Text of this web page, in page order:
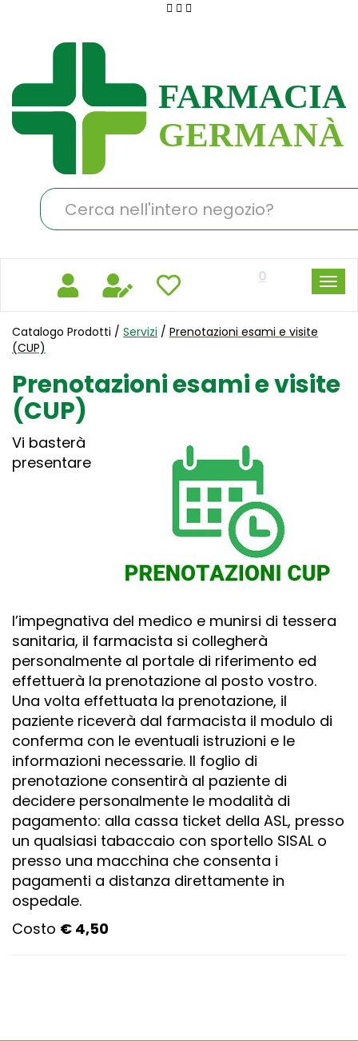
principale
Germanà
Cerca
Prodotto
0
Catalogo Prodotti / Servizi / Prenotazioni esami e visite
(CUP)
Prenotazioni esami e visite
(CUP)
Vi basterà
presentare
l’impegnativa del medico e munirsi di tessera
sanitaria, il farmacista si collegherà
personalmente al portale di riferimento ed
effettuerà la prenotazione al posto vostro.
Una volta effettuata la prenotazione, il
paziente riceverà dal farmacista il modulo di
conferma con le eventuali istruzioni e le
informazioni necessarie. Il foglio di
prenotazione consentirà al paziente di
decidere personalmente le modalità di
pagamento: alla cassa ticket della ASL, presso
un qualsiasi tabaccaio con sportello SISAL o
presso una macchina che consenta i
pagamenti a distanza direttamente in
ospedale.
Costo € 4,50